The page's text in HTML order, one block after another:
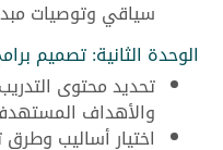
سياقي وتوصيات
الوحدة الثانية: تصميم
تحديد محتوى
والأهداف
اختيار أساليب